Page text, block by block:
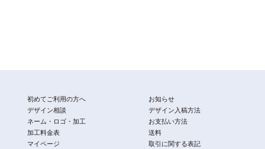
初めてご利用の方へ
デザイン相談
ネーム・ロゴ・加工
加工料金表
マイページ
お知らせ
デザイン入稿方法
お支払い方法
送料
取引に関する表記